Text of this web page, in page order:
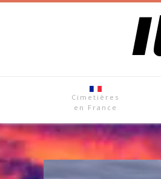
Cimetières
en France